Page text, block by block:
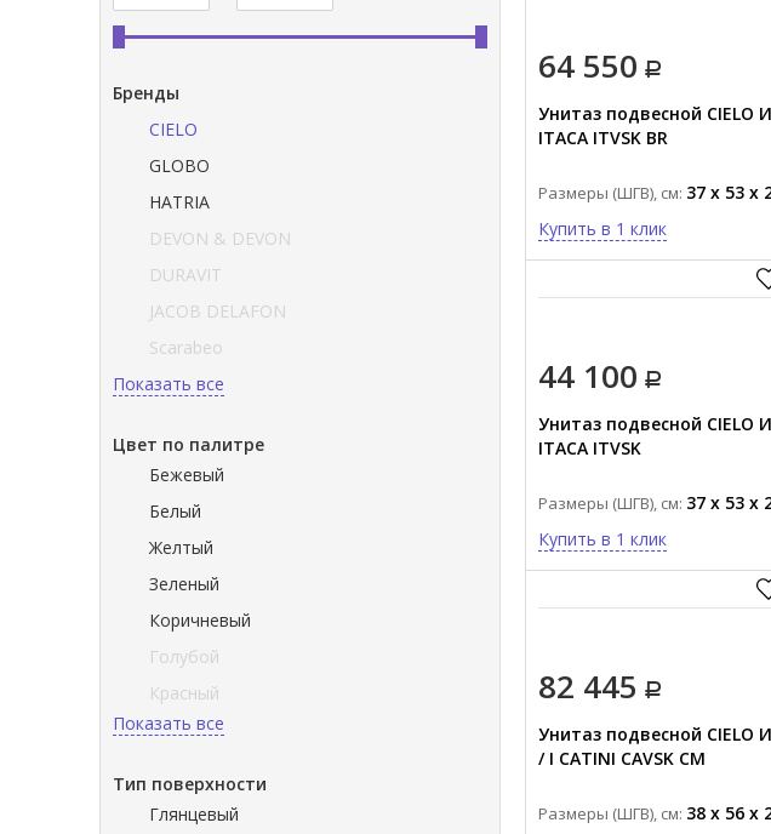
Бренды
CIELO
GLOBO
HATRIA
DEVON & DEVON
DURAVIT
JACOB DELAFON
Scarabeo
Показать все
Цвет по палитре
Бежевый
Белый
Желтый
Зеленый
Коричневый
Голубой
Красный
Показать все
Тип поверхности
Глянцевый
64 550
Унитаз подвесной CIELO
ITACA ITVSK BR
Размеры (ШГВ), см: 37 x 53 x
Купить в 1 клик
44 100
Унитаз подвесной CIELO
ITACA ITVSK
Размеры (ШГВ), см: 37 x 53 x
Купить в 1 клик
82 445
Унитаз подвесной CIELO
/ I CATINI CAVSK CM
Размеры (ШГВ), см: 38 x 56 x